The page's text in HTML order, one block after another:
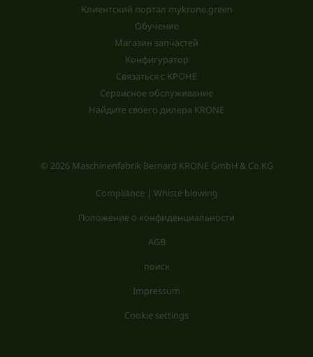
Клиентский портал mykrone.green
Обучение
Магазин запчастей
Конфигуратор
Связаться с КРОНЕ
Сервисное обслуживание
Найдите своего дилера KRONE
© 2026 Maschinenfabrik Bernard KRONE GmbH & Co.KG
Compliance | Whiste blowing
Положение о конфиденциальности
AGB
поиск
Impressum
Cookie settings